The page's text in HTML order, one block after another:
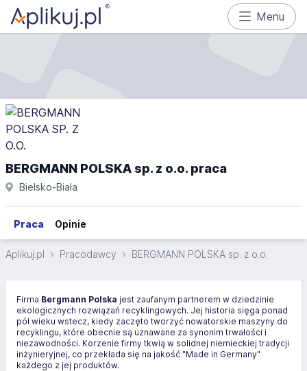
Menu
BERGMANN POLSKA sp. z o.o. praca
Bielsko-Biała
Praca Opinie
Aplikuj.pl Pracodawcy BERGMANN POLSKA sp. z o.o.
Firma Bergmann Polska jest zaufanym partnerem w dziedzinie
ekologicznych rozwiązań recyklingowych. Jej historia sięga ponad
pół wieku wstecz, kiedy zaczęto tworzyć nowatorskie maszyny do
recyklingu, które obecnie są uznawane za synonim trwałości i
niezawodności. Korzenie firmy tkwią w solidnej niemieckiej tradycji
inżynieryjnej, co przekłada się na jakość "Made in Germany"
każdego z jej produktów.